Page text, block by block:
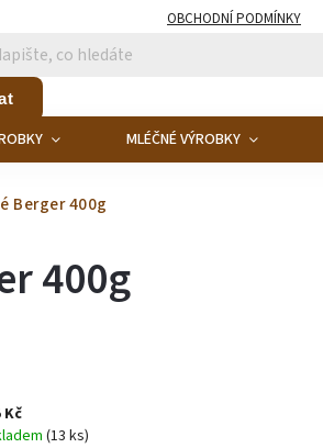
OBCHODNÍ PODMÍNKY
MLÉČNÉ VÝROBKY
Berger 400g
400g
Kč
(13 ks)